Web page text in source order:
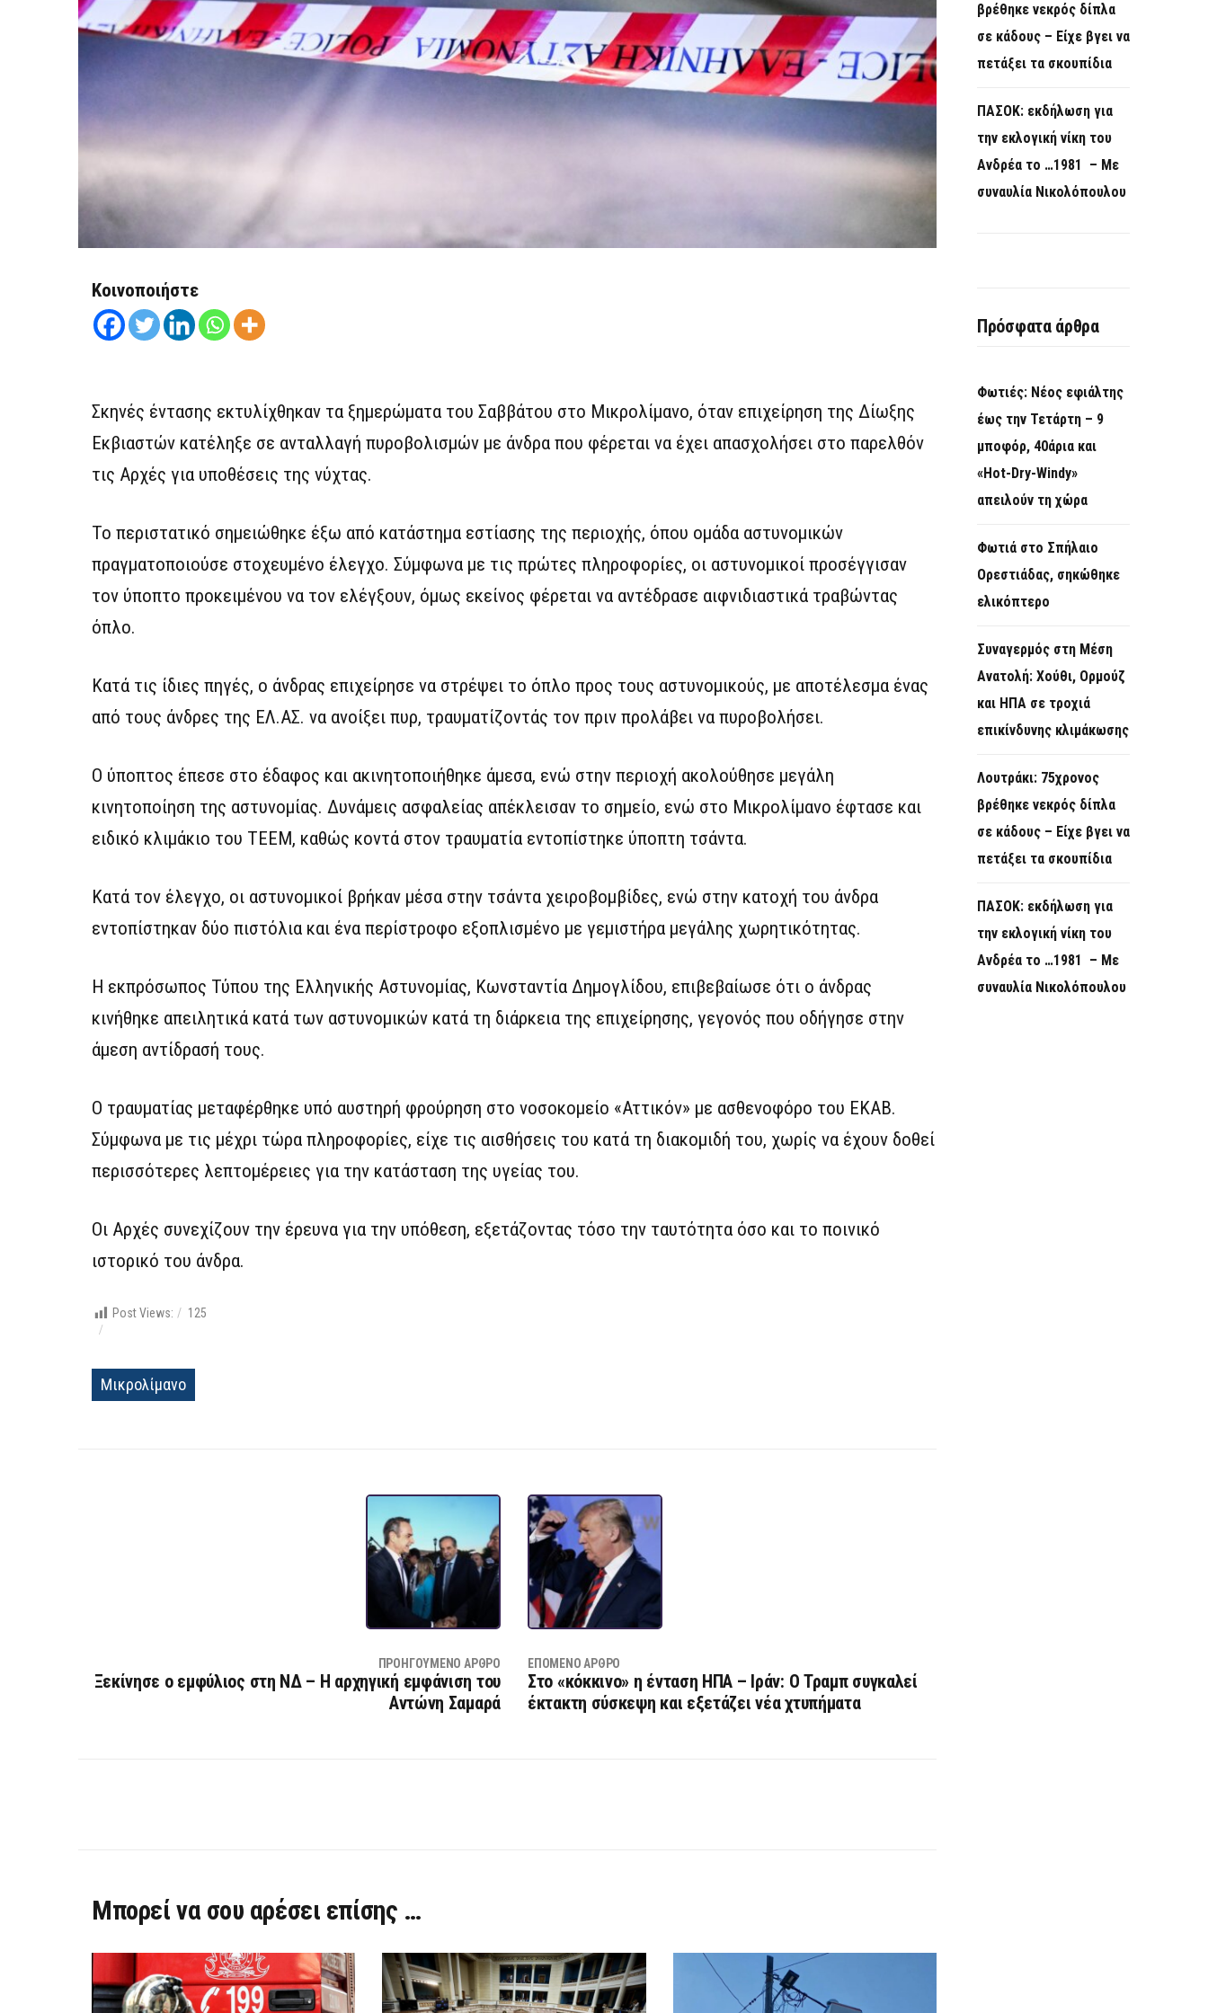
Κοινοποιήστε
Σκηνές έντασης εκτυλίχθηκαν τα ξημερώματα του Σαββάτου στο Μικρολίμανο, όταν επιχείρηση της Δίωξης
Εκβιαστών κατέληξε σε ανταλλαγή πυροβολισμών με άνδρα που φέρεται να έχει απασχολήσει στο παρελθόν
τις Αρχές για υποθέσεις της νύχτας.
Το περιστατικό σημειώθηκε έξω από κατάστημα εστίασης της περιοχής, όπου ομάδα αστυνομικών
πραγματοποιούσε στοχευμένο έλεγχο. Σύμφωνα με τις πρώτες πληροφορίες, οι αστυνομικοί προσέγγισαν
τον ύποπτο προκειμένου να τον ελέγξουν, όμως εκείνος φέρεται να αντέδρασε αιφνιδιαστικά τραβώντας
όπλο.
Κατά τις ίδιες πηγές, ο άνδρας επιχείρησε να στρέψει το όπλο προς τους αστυνομικούς, με αποτέλεσμα ένας
από τους άνδρες της ΕΛ.ΑΣ. να ανοίξει πυρ, τραυματίζοντάς τον πριν προλάβει να πυροβολήσει.
Ο ύποπτος έπεσε στο έδαφος και ακινητοποιήθηκε άμεσα, ενώ στην περιοχή ακολούθησε μεγάλη
κινητοποίηση της αστυνομίας. Δυνάμεις ασφαλείας απέκλεισαν το σημείο, ενώ στο Μικρολίμανο έφτασε και
ειδικό κλιμάκιο του ΤΕΕΜ, καθώς κοντά στον τραυματία εντοπίστηκε ύποπτη τσάντα.
Κατά τον έλεγχο, οι αστυνομικοί βρήκαν μέσα στην τσάντα χειροβομβίδες, ενώ στην κατοχή του άνδρα
εντοπίστηκαν δύο πιστόλια και ένα περίστροφο εξοπλισμένο με γεμιστήρα μεγάλης χωρητικότητας.
Η εκπρόσωπος Τύπου της Ελληνικής Αστυνομίας, Κωνσταντία Δημογλίδου, επιβεβαίωσε ότι ο άνδρας
κινήθηκε απειλητικά κατά των αστυνομικών κατά τη διάρκεια της επιχείρησης, γεγονός που οδήγησε στην
άμεση αντίδρασή τους.
Ο τραυματίας μεταφέρθηκε υπό αυστηρή φρούρηση στο νοσοκομείο «Αττικόν» με ασθενοφόρο του ΕΚΑΒ.
Σύμφωνα με τις μέχρι τώρα πληροφορίες, είχε τις αισθήσεις του κατά τη διακομιδή του, χωρίς να έχουν δοθεί
περισσότερες λεπτομέρειες για την κατάσταση της υγείας του.
Οι Αρχές συνεχίζουν την έρευνα για την υπόθεση, εξετάζοντας τόσο την ταυτότητα όσο και το ποινικό
ιστορικό του άνδρα.
Post Views: 125
Μικρολίμανο
ΠΡΟΗΓΟΎΜΕΝΟ ΆΡΘΡΟ
Ξεκίνησε ο εμφύλιος στη ΝΔ – Η αρχηγική εμφάνιση του
Αντώνη Σαμαρά
ΕΠΌΜΕΝΟ ΆΡΘΡΟ
Στο «κόκκινο» η ένταση ΗΠΑ – Ιράν: Ο Τραμπ συγκαλεί
έκτακτη σύσκεψη και εξετάζει νέα χτυπήματα
Μπορεί να σου αρέσει επίσης …
βρέθηκε νεκρός δίπλα
σε κάδους – Είχε βγει να
πετάξει τα σκουπίδια
ΠΑΣΟΚ: εκδήλωση για
την εκλογική νίκη του
Ανδρέα το …1981 – Με
συναυλία Νικολόπουλου
Πρόσφατα άρθρα
Φωτιές: Νέος εφιάλτης
έως την Τετάρτη – 9
μποφόρ, 40άρια και
«Hot-Dry-Windy»
απειλούν τη χώρα
Φωτιά στο Σπήλαιο
Ορεστιάδας, σηκώθηκε
ελικόπτερο
Συναγερμός στη Μέση
Ανατολή: Χούθι, Ορμούζ
και ΗΠΑ σε τροχιά
επικίνδυνης κλιμάκωσης
Λουτράκι: 75χρονος
βρέθηκε νεκρός δίπλα
σε κάδους – Είχε βγει να
πετάξει τα σκουπίδια
ΠΑΣΟΚ: εκδήλωση για
την εκλογική νίκη του
Ανδρέα το …1981 – Με
συναυλία Νικολόπουλου